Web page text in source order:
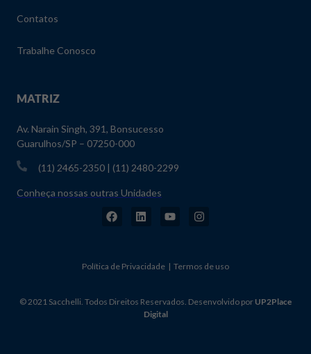
Contatos
Trabalhe Conosco
MATRIZ
Av. Narain Singh, 391, Bonsucesso
Guarulhos/SP – 07250-000
(11) 2465-2350 | (11) 2480-2299
Conheça nossas outras Unidades
Política de Privacidade | Termos de uso
© 2021 Sacchelli. Todos Direitos Reservados. Desenvolvido por UP2Place
Digital